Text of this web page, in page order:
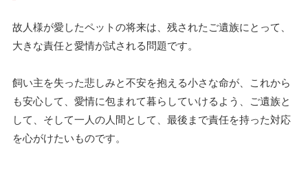
故人様が愛したペットの将来は、残されたご遺族にとって、
大きな責任と愛情が試される問題です。
飼い主を失った悲しみと不安を抱える小さな命が、これから
も安心して、愛情に包まれて暮らしていけるよう、ご遺族と
して、そして一人の人間として、最後まで責任を持った対応
を心がけたいものです。